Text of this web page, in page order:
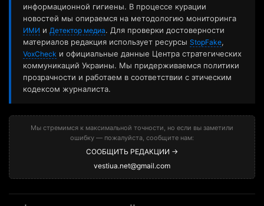
информационной гигиены. В процессе курации
новостей мы опираемся на методологию мониторинга
ИМИ и Детектор медиа. Для проверки достоверности
материалов редакция использует ресурсы StopFake,
VoxCheck и официальные данные Центра стратегических
коммуникаций Украины. Мы придерживаемся политики
прозрачности и работаем в соответствии с этическим
кодексом журналиста.
Мы стремимся к максимальной точности, но если вы заметили
ошибку — пожалуйста, сообщите нам:
СООБЩИТЬ РЕДАКЦИИ →
vestiua.net@gmail.com